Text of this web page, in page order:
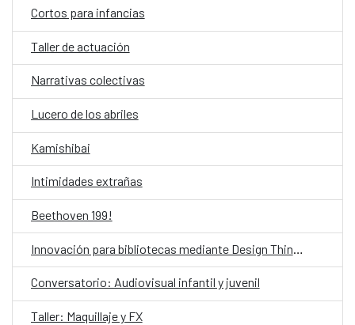
Cortos para infancias
Taller de actuación
Narrativas colectivas
Lucero de los abriles
Kamishibai
Intimidades extrañas
Beethoven 199!
Conversatorio: Audiovisual infantil y juvenil
Taller: Maquillaje y FX